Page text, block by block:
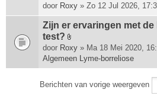
door Roxy » Zo 12 Jul 2026,
Zijn er ervaringen met
test?
B
i
a
door Roxy » Ma 18 Mei 2020,
Algemeen Lyme-borreliose
Berichten van vorige weergeven